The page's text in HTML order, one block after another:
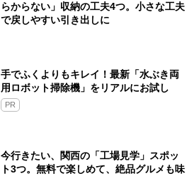
らからない」収納の工夫4つ。小さな工夫
で戻しやすい引き出しに
手でふくよりもキレイ！最新「水ぶき両
用ロボット掃除機」をリアルにお試し
PR
今行きたい、関西の「工場見学」スポッ
ト3つ。無料で楽しめて、絶品グルメも味